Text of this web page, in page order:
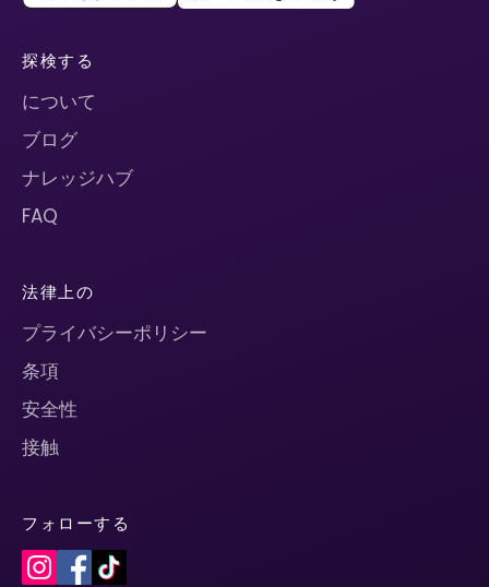
探検する
について
ブログ
ナレッジハブ
FAQ
法律上の
プライバシーポリシー
条項
安全性
接触
フォローする